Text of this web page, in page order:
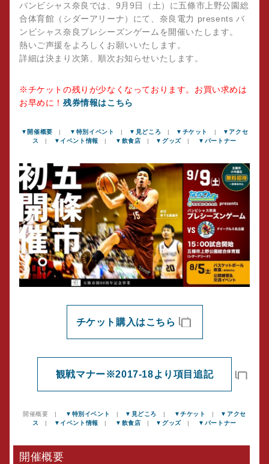
バンビシャス奈良では、9月9日（土）に五條市上野公園総
合体育館（シダーアリーナ）にて、奈良電力 presents バ
ンビシャス奈良プレシーズンゲームを開催いたします。
熱いご声援をよろしくお願いいたします。
詳細は決まり次第、順次お知らせいたします。
※チケットの残りが少なくなっております。お買い求めは
お早めに！ 残券情報はこちら
▼開催概要 | ▼特別イベント | ▼見どころ | ▼チケット |
▼アクセ
ス
| ▼イベント情報 | ▼飲食店 | ▼グッズ| ▼パートナー
チケット購入はこちら
観戦マナー※2017-18より項目追記
開催概要 | ▼特別イベント ▼見どころ ▼チケット
▼アクセ
ス
▼イベント情報 ▼飲食店 ▼グッズ ▼パートナー
開催概要